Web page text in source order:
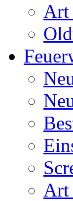
Art
Art